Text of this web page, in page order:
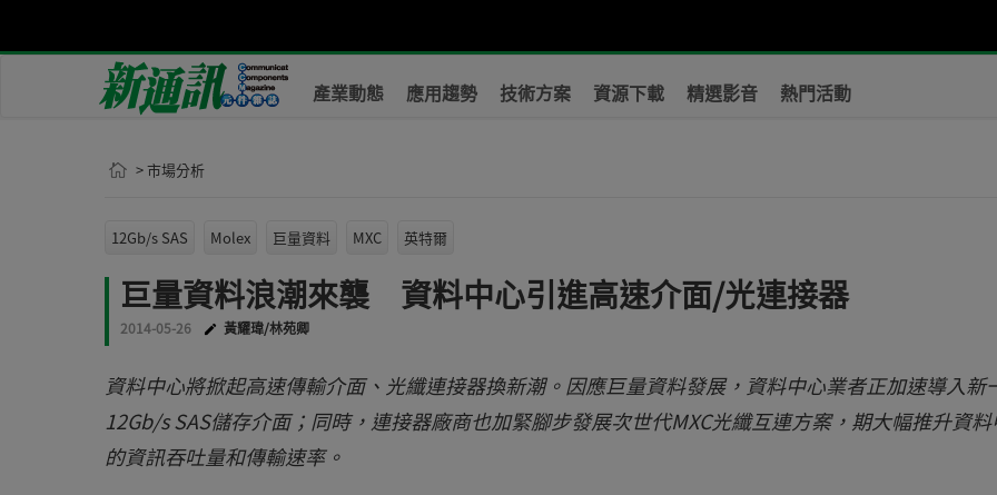
產業動態 應用趨勢 技術方案 資源下載 精選影音 熱門活動
> 市場分析
12Gb/s SAS Molex 巨量資料 MXC 英特爾
巨量資料浪潮來襲 資料中心引進高速介面/光連接器
2014-05-26 黃耀瑋/林苑卿
資料中心將掀起高速傳輸介面、光纖連接器換新潮。因應巨量資料發展，資料中心業者正加速導入新
12Gb/s SAS儲存介面；同時，連接器廠商也加緊腳步發展次世代MXC光纖互連方案，期大幅推升資
的資訊吞吐量和傳輸速率。